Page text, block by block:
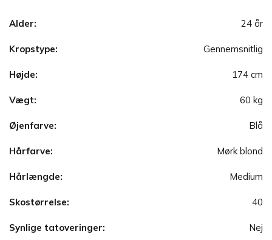
Alder: 24 år
Kropstype: Gennemsnitlig
Højde: 174 cm
Vægt: 60 kg
Øjenfarve: Blå
Hårfarve: Mørk blond
Hårlængde: Medium
Skostørrelse: 40
Synlige tatoveringer: Nej